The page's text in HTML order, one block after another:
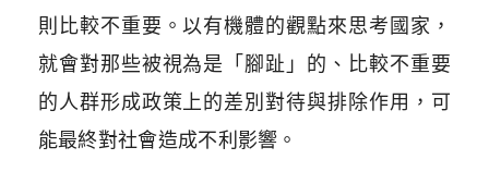
則比較不重要。以有機體的觀點來思考國家，
就會對那些被視為是「腳趾」的、比較不重要
的人群形成政策上的差別對待與排除作用，可
能最終對社會造成不利影響。